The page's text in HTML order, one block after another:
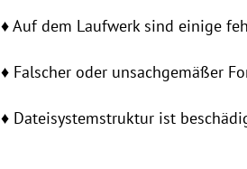
♦ Auf dem Laufwerk sind einige
♦ Falscher oder unsachgemäßer
♦ Dateisystemstruktur ist